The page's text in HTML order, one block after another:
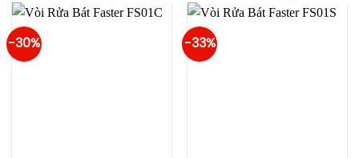
-30% -33%